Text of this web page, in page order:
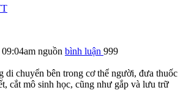
nguồn bình luận 999
di chuyển bên trong c‌ơ th‌ể người, đưa thuốc
cắt mô sinh học, cũng như gắp và lưu trữ